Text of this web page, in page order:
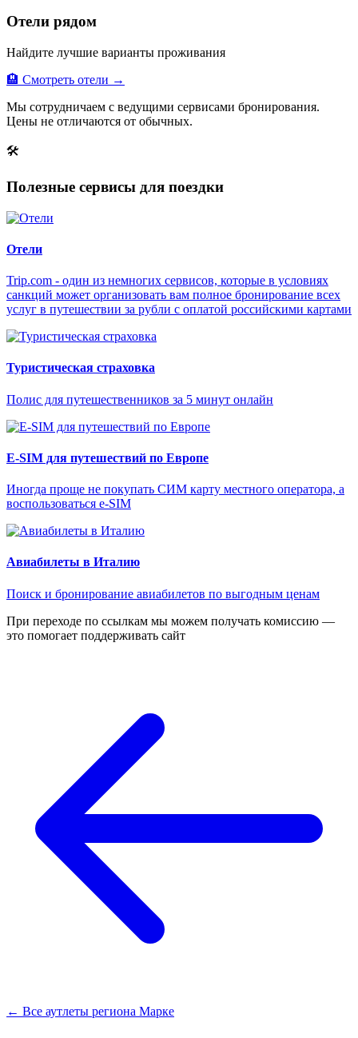
Отели рядом
Найдите лучшие варианты проживания
🏨 Смотреть отели →
Мы сотрудничаем с ведущими сервисами бронирования.
Цены не отличаются от обычных.
🛠
Полезные сервисы для поездки
Отели
Trip.com - один из немногих сервисов, которые в условиях
санкций может организовать вам полное бронирование всех
услуг в путешествии за рубли с оплатой российскими картами
Туристическая страховка
Полис для путешественников за 5 минут онлайн
E-SIM для путешествий по Европе
Иногда проще не покупать СИМ карту местного оператора, а
воспользоваться e-SIM
Авиабилеты в Италию
Поиск и бронирование авиабилетов по выгодным ценам
При переходе по ссылкам мы можем получать комиссию —
это помогает поддерживать сайт
← Все аутлеты региона Марке